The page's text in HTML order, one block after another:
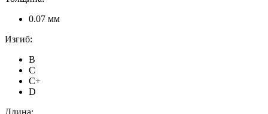
0.07 мм
Изгиб:
B
C
C+
D
Длина: